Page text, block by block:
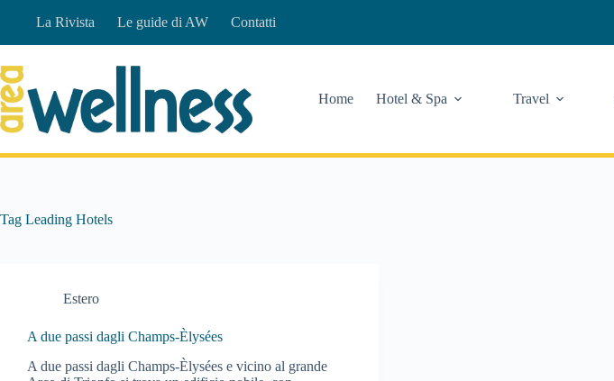
La Rivista Le guide di AW Contatti
Home Hotel & Spa Travel
Tag Leading Hotels
Estero
A due passi dagli Champs-Èlysées
A due passi dagli Champs-Èlysées e vicino al grande